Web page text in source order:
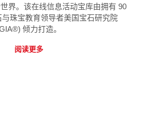
界。该在线信息活动宝库由拥有 90
珠宝教育领导者美国宝石研究院
倾力打造。
阅读更多